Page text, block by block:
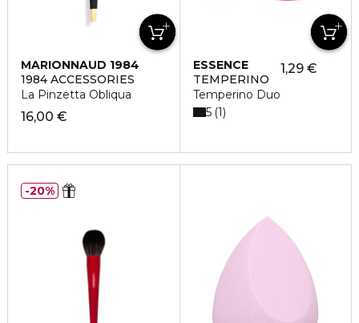
MARIONNAUD 1984
1984 ACCESSORIES
La Pinzetta Obliqua
16,00 €
ESSENCE
TEMPERINO
Temperino Duo
1,29 €
5 1
20%